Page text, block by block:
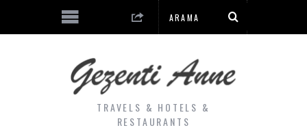
TRAVELS & HOTELS &
RESTAURANTS